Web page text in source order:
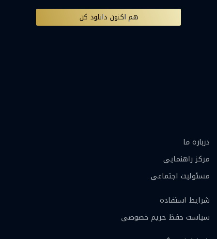
هم اکنون دانلود کن
درباره ما
مرکز راهنمایی
مسئولیت اجتماعی
شرایط استفاده
سیاست حفظ حریم خصوصی